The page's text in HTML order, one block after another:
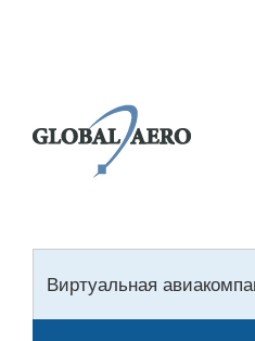
Виртуальная